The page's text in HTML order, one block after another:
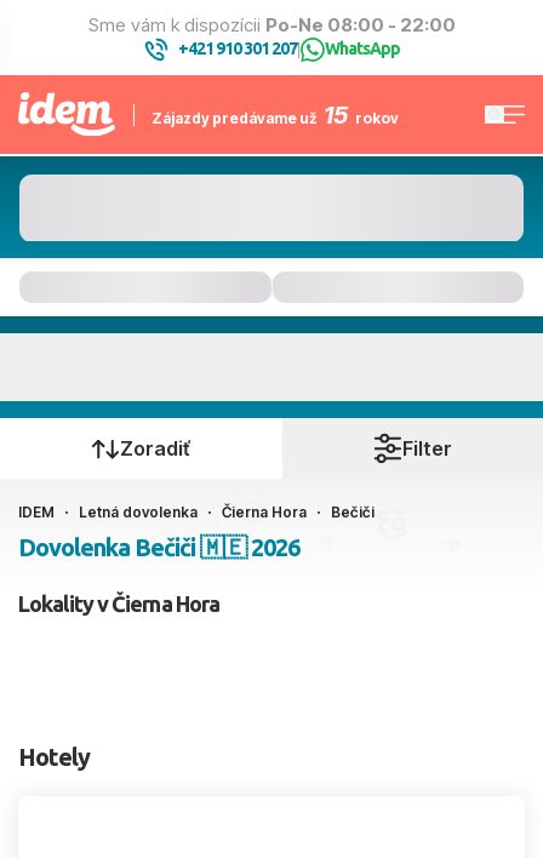
Sme vám k dispozícii Po-Ne 08:00 - 22:00
+421 910 301 207| WhatsApp
Zájazdy predávame už 15 rokov
Kedy cestujete?
Ako cestujete?
2 dospelí, 0 deti
Zoradiť Filter
IDEM Letná dovolenka Čierna Hora Bečiči
Dovolenka Bečiči 🇲🇪 2026
Lokality v Čierna Hora
Hotely